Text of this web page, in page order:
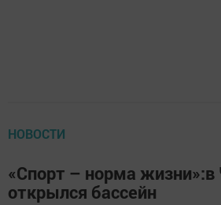
НОВОСТИ
«Спорт – норма жизни»:в
открылся бассейн